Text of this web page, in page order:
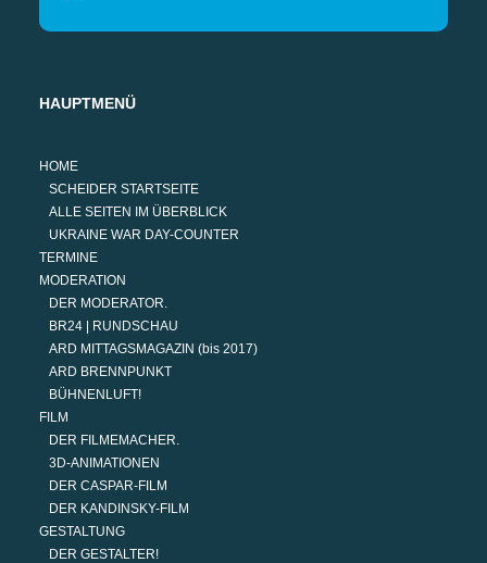
HAUPTMENÜ
HOME
SCHEIDER STARTSEITE
ALLE SEITEN IM ÜBERBLICK
UKRAINE WAR DAY-COUNTER
TERMINE
MODERATION
DER MODERATOR.
BR24 | RUNDSCHAU
ARD MITTAGSMAGAZIN (bis 2017)
ARD BRENNPUNKT
BÜHNENLUFT!
FILM
DER FILMEMACHER.
3D-ANIMATIONEN
DER CASPAR-FILM
DER KANDINSKY-FILM
GESTALTUNG
DER GESTALTER!